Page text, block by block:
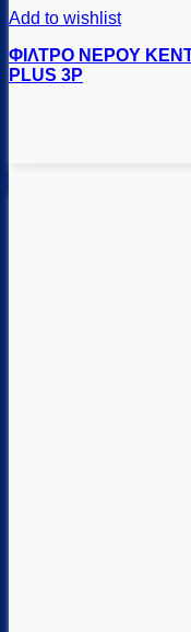
Add to wishlist
ΦΙΛΤΡΟ ΝΕΡΟΥ
PLUS 3P